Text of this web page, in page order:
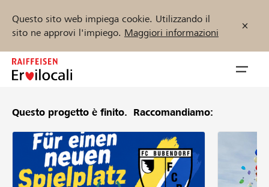
Questo sito web impiega cookie. Utilizzando il
sito ne approvi l'impiego. Maggiori informazioni
Zum
Inhalt
Trova progetti e organizzazioni
Questo progetto è finito. Raccomandiamo: